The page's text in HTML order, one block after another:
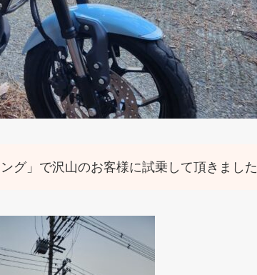
グ」で沢山のお客様に試乗して頂きました